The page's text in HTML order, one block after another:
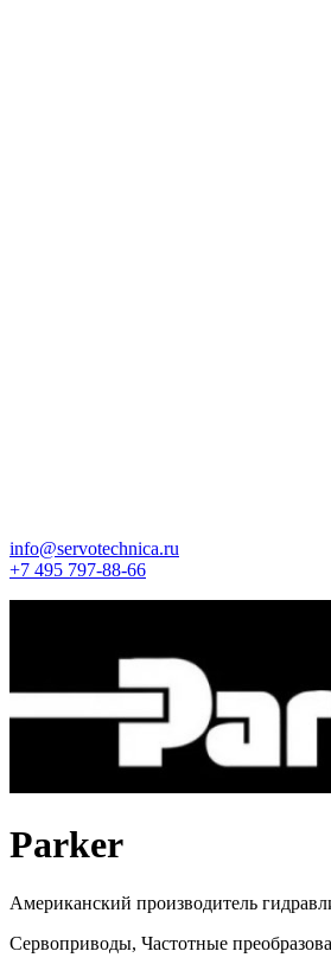
info@servotechnica.ru
+7 495 797-88-66
Parker
Американский производитель
Сервоприводы, Частотные